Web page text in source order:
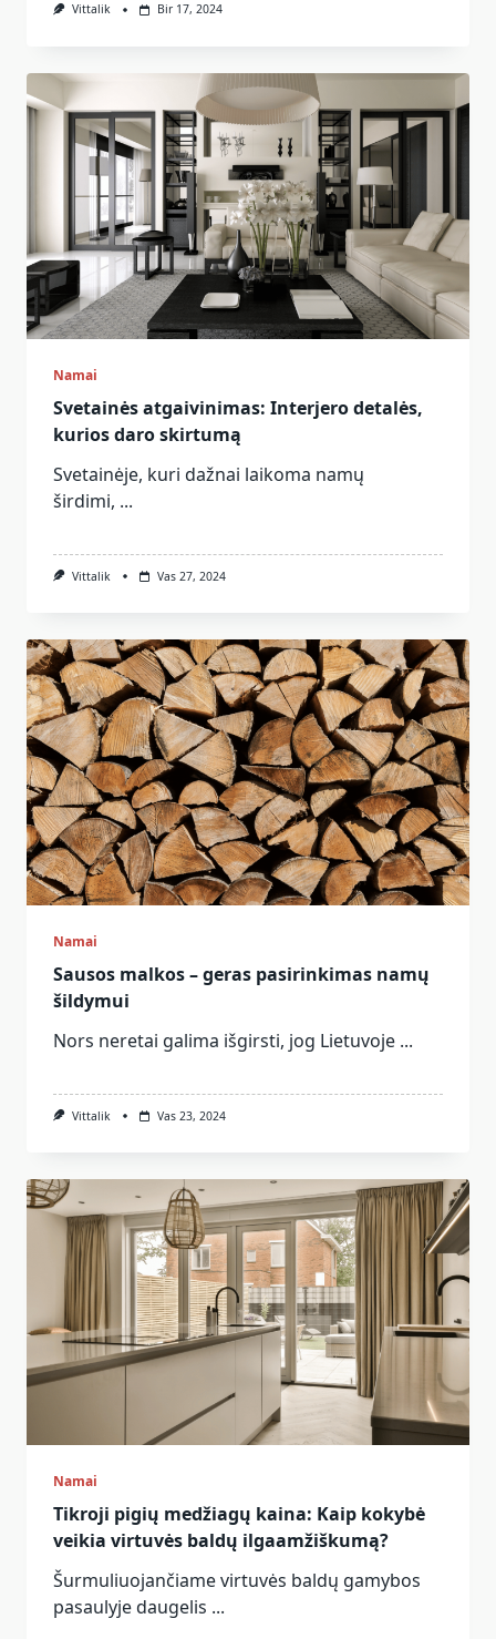
Vittalik Bir 17, 2024
Namai
Svetainės atgaivinimas: Interjero detalės,
kurios daro skirtumą
Svetainėje, kuri dažnai laikoma namų
širdimi, ...
Vittalik Vas 27, 2024
Namai
Sausos malkos – geras pasirinkimas namų
šildymui
Nors neretai galima išgirsti, jog Lietuvoje ...
Vittalik Vas 23, 2024
Namai
Tikroji pigių medžiagų kaina: Kaip kokybė
veikia virtuvės baldų ilgaamžiškumą?
Šurmuliuojančiame virtuvės baldų gamybos
pasaulyje daugelis ...